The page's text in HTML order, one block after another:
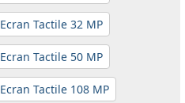
Ecran Tactile 32 MP
Ecran Tactile 50 MP
Ecran Tactile 108 MP